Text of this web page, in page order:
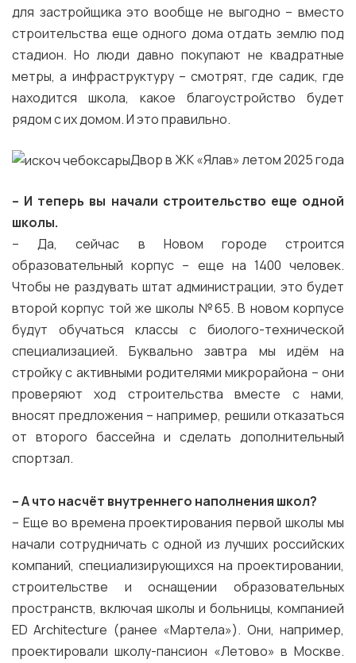
для застройщика это вообще не выгодно – вместо
строительства еще одного дома отдать землю под
стадион. Но люди давно покупают не квадратные
метры, а инфраструктуру – смотрят, где садик, где
находится школа, какое благоустройство будет
рядом с их домом. И это правильно.
Двор в ЖК «Ялав» летом 2025 года
– И теперь вы начали строительство еще одной
школы.
– Да, сейчас в Новом городе строится
образовательный корпус – еще на 1400 человек.
Чтобы не раздувать штат администрации, это будет
второй корпус той же школы №65. В новом корпусе
будут обучаться классы с биолого-технической
специализацией. Буквально завтра мы идём на
стройку с активными родителями микрорайона – они
проверяют ход строительства вместе с нами,
вносят предложения – например, решили отказаться
от второго бассейна и сделать дополнительный
спортзал.
–А что насчёт внутреннего наполнения школ?
– Еще во времена проектирования первой школы мы
начали сотрудничать с одной из лучших российских
компаний, специализирующихся на проектировании,
строительстве и оснащении образовательных
пространств, включая школы и больницы, компанией
ED Architecture (ранее «Мартела»). Они, например,
проектировали школу-пансион «Летово» в Москве.